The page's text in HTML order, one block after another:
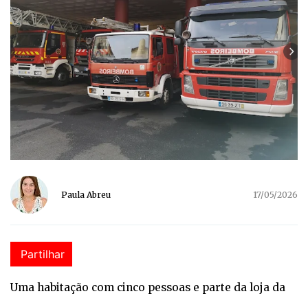
Paula Abreu 17/05/2026
Partilhar
Uma habitação com cinco pessoas e parte da loja da